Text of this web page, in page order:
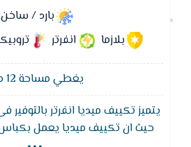
بارد / ساخن
بلازما
انفرتر
يغطي مساحة 12 متر²
حيث ان تكييف ميديا يعمل